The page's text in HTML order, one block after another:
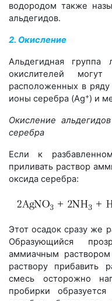
водородом также
альдегидов.
2. Окисление
Альдегидная группа
окислителей
расположенных в
ионы серебра (Ag+) и
Окисление
серебра
Если к
приливать раствор
оксида серебра:
Этот осадок сразу же
Образующийся
аммиачным
раствору прибавить
смесь осторожно
пробирки